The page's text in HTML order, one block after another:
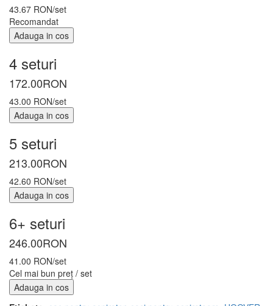
43.67 RON/set
Recomandat
Adauga in cos
4 seturi
172.00RON
43.00 RON/set
Adauga in cos
5 seturi
213.00RON
42.60 RON/set
Adauga in cos
6+ seturi
246.00RON
41.00 RON/set
Cel mai bun preț / set
Adauga in cos